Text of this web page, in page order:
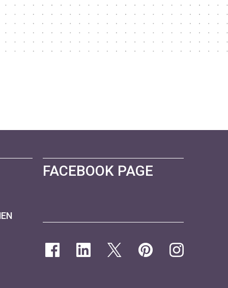
FACEBOOK PAGE